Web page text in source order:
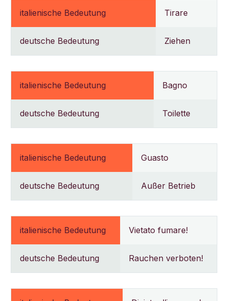
italienische Bedeutung Tirare
deutsche Bedeutung Ziehen
italienische Bedeutung Bagno
deutsche Bedeutung Toilette
italienische Bedeutung Guasto
deutsche Bedeutung Außer Betrieb
italienische Bedeutung Vietato fumare!
deutsche Bedeutung Rauchen verboten!